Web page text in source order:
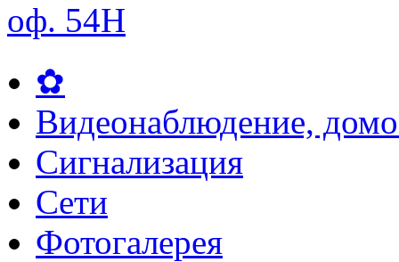
оф. 54Н
✿
Видеонаблюдение,
Сигнализация
Сети
Фотогалерея